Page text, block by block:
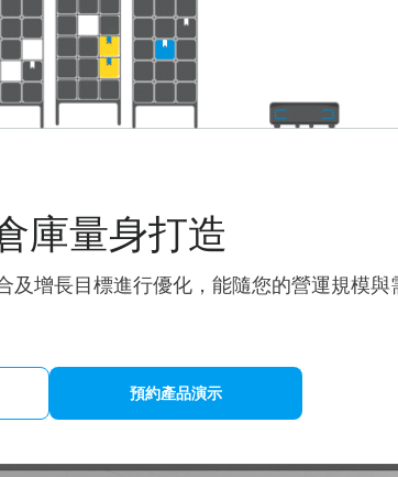
庫量身打造
增長目標進行優化，能隨您的營運規模與
預約產品演示